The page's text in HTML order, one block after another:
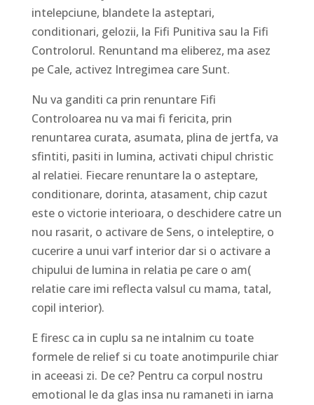
intelepciune, blandete la asteptari,
conditionari, gelozii, la Fifi Punitiva sau la Fifi
Controlorul. Renuntand ma eliberez, ma asez
pe Cale, activez Intregimea care Sunt.
Nu va ganditi ca prin renuntare Fifi
Controloarea nu va mai fi fericita, prin
renuntarea curata, asumata, plina de jertfa, va
sfintiti, pasiti in lumina, activati chipul christic
al relatiei. Fiecare renuntare la o asteptare,
conditionare, dorinta, atasament, chip cazut
este o victorie interioara, o deschidere catre un
nou rasarit, o activare de Sens, o inteleptire, o
cucerire a unui varf interior dar si o activare a
chipului de lumina in relatia pe care o am(
relatie care imi reflecta valsul cu mama, tatal,
copil interior).
E firesc ca in cuplu sa ne intalnim cu toate
formele de relief si cu toate anotimpurile chiar
in aceeasi zi. De ce? Pentru ca corpul nostru
emotional le da glas insa nu ramaneti in iarna